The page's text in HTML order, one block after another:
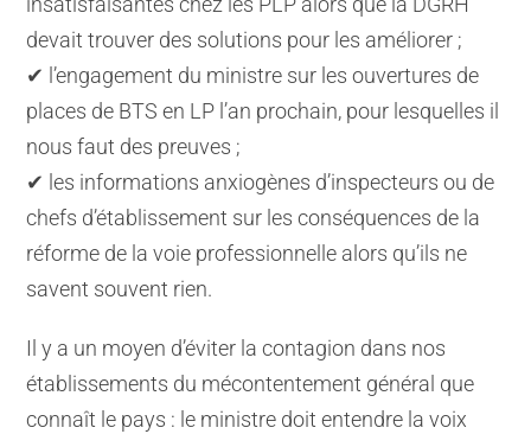
devait trouver des solutions pour les améliorer ;
✔ l’engagement du ministre sur les ouvertures de
places de BTS en LP l’an prochain, pour lesquelles il
nous faut des preuves ;
✔ les informations anxiogènes d’inspecteurs ou de
chefs d’établissement sur les conséquences de la
réforme de la voie professionnelle alors qu’ils ne
savent souvent rien.
Il y a un moyen d’éviter la contagion dans nos
établissements du mécontentement général que
connaît le pays : le ministre doit entendre la voix